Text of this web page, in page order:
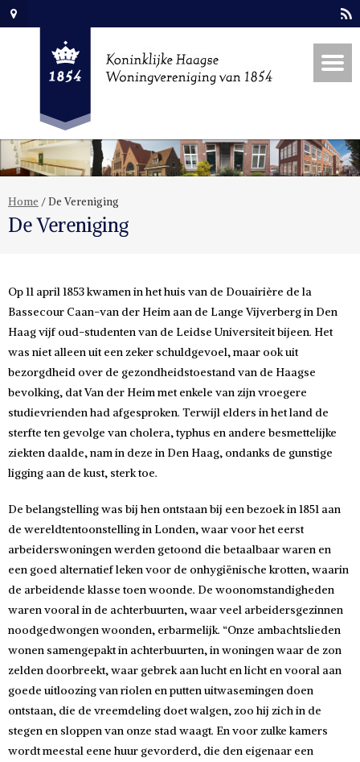
Home /De Vereniging
De Vereniging
Op 11 april 1853 kwamen in het huis van de Douairière de la
Bassecour Caan-van der Heim aan de Lange Vijverberg in Den
Haag vijf oud-studenten van de Leidse Universiteit bijeen. Het
was niet alleen uit een zeker schuldgevoel, maar ook uit
bezorgdheid over de gezondheidstoestand van de Haagse
bevolking, dat Van der Heim met enkele van zijn vroegere
studievrienden had afgesproken. Terwijl elders in het land de
sterfte ten gevolge van cholera, typhus en andere besmettelijke
ziekten daalde, nam in deze in Den Haag, ondanks de gunstige
ligging aan de kust, sterk toe.
De belangstelling was bij hen ontstaan bij een bezoek in 1851 aan
de wereldtentoonstelling in Londen, waar voor het eerst
arbeiderswoningen werden getoond die betaalbaar waren en
een goed alternatief leken voor de onhygiënische krotten, waarin
de arbeidende klasse toen woonde. De woonomstandigheden
waren vooral in de achterbuurten, waar veel arbeidersgezinnen
noodgedwongen woonden, erbarmelijk. “Onze ambachtslieden
wonen samengepakt in achterbuurten, in woningen waar de zon
zelden doorbreekt, waar gebrek aan lucht en licht en vooral aan
goede uitloozing van riolen en putten uitwasemingen doen
ontstaan, die de vreemdeling doet walgen, zoo hij zich in de
stegen en sloppen van onze stad waagt. En voor zulke kamers
wordt meestal eene huur gevorderd, die den eigenaar een